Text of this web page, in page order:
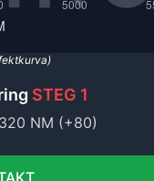
STEG 1
320 NM (+80)